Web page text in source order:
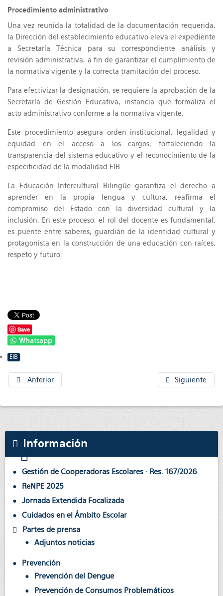
Procedimiento administrativo
Una vez reunida la totalidad de la documentación requerida,
la Dirección del establecimiento educativo eleva el expediente
a Secretaría Técnica para su correspondiente análisis y
revisión administrativa, a fin de garantizar el cumplimiento de
la normativa vigente y la correcta tramitación del proceso.
Para efectivizar la designación, se requiere la aprobación de la
Secretaría de Gestión Educativa, instancia que formaliza el
acto administrativo conforme a la normativa vigente.
Este procedimiento asegura orden institucional, legalidad y
equidad en el acceso a los cargos, fortaleciendo la
transparencia del sistema educativo y el reconocimiento de la
especificidad de la modalidad EIB.
La Educación Intercultural Bilingüe garantiza el derecho a
aprender en la propia lengua y cultura, reafirma el
compromiso del Estado con la diversidad cultural y la
inclusión. En este proceso, el rol del docente es fundamental:
es puente entre saberes, guardián de la identidad cultural y
protagonista en la construcción de una educación con raíces,
respeto y futuro.
Save
Whatsapp
EIB
Anterior Siguiente
Información
Gestión de Cooperadoras Escolares · Res. 167/2026
ReNPE 2025
Jornada Extendida Focalizada
Cuidados en el Ámbito Escolar
Partes de prensa
Adjuntos noticias
Prevención
Prevención del Dengue
Prevención de Consumos Problemáticos